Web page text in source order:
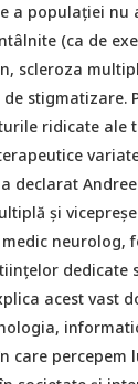
a populației
(ca de
scleroza
stigmatizare.
ridicate
declarat
și
acest vast
care